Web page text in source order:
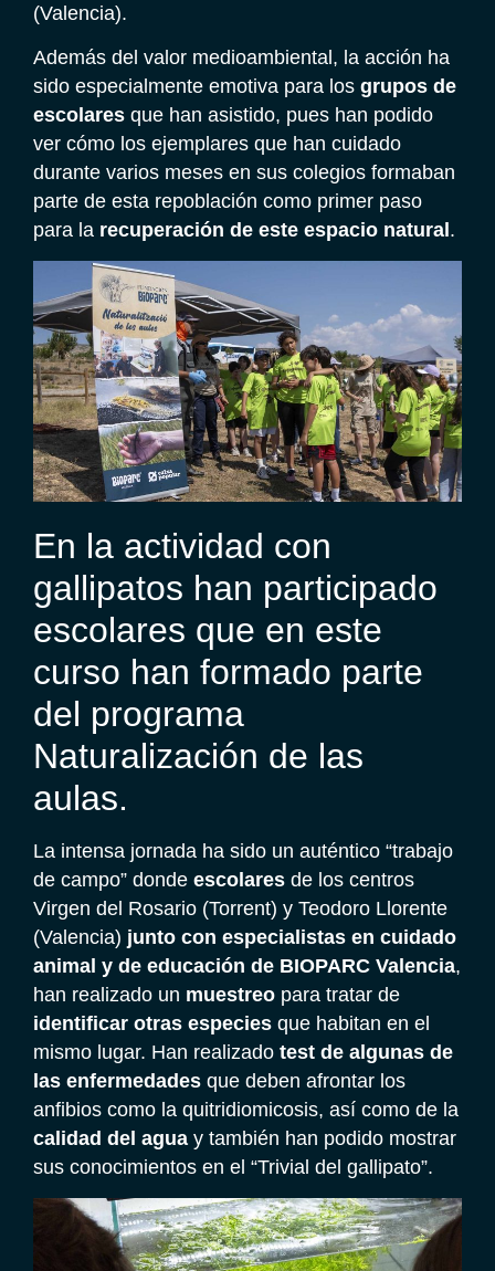
(Valencia).
Además del valor medioambiental, la acción ha
sido especialmente emotiva para los grupos de
escolares que han asistido, pues han podido
ver cómo los ejemplares que han cuidado
durante varios meses en sus colegios formaban
parte de esta repoblación como primer paso
para la recuperación de este espacio natural .
En la actividad con
gallipatos han participado
escolares que en este
curso han formado parte
del programa
Naturalización de las
aulas.
La intensa jornada ha sido un auténtico “trabajo
de campo” donde escolares de los centros
Virgen del Rosario (Torrent) y Teodoro Llorente
(Valencia) junto con especialistas en cuidado
animal y de educación de BIOPARC Valencia,
han realizado un muestreo para tratar de
identificar otras especies que habitan en el
mismo lugar. Han realizado test de algunas de
las enfermedades que deben afrontar los
anfibios como la quitridiomicosis, así como de la
calidad del agua y también han podido mostrar
sus conocimientos en el “Trivial del gallipato”.